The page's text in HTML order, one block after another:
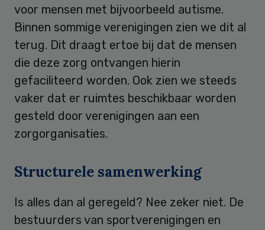
voor mensen met bijvoorbeeld autisme.
Binnen sommige verenigingen zien we dit al
terug. Dit draagt ertoe bij dat de mensen
die deze zorg ontvangen hierin
gefaciliteerd worden. Ook zien we steeds
vaker dat er ruimtes beschikbaar worden
gesteld door verenigingen aan een
zorgorganisaties.
Structurele samenwerking
Is alles dan al geregeld? Nee zeker niet. De
bestuurders van sportverenigingen en